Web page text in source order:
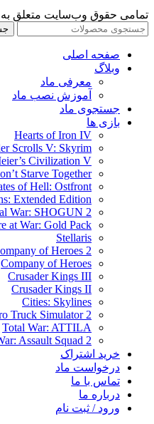
تمامی حقوق وب‌سایت متعلق به
صفحه اصلی
وبلاگ
معرفی ماد
آموزش نصب ماد
جستجوی ماد
بازی ها
Hearts of Iron IV
Scrolls V: Skyrim
Civilization V
Starve Together
of Hell: Ostfront
Extended Edition
War: SHOGUN 2
at War: Gold Pack
Stellaris
of Heroes 2
Company of Heroes
Crusader Kings III
Crusader Kings II
Cities: Skylines
Truck Simulator 2
Total War: ATTILA
Assault Squad 2
خرید اشتراک
درخواست ماد
تماس با ما
درباره ما
ورود / ثبت نام